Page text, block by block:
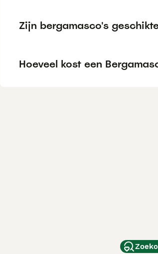
Zijn bergamasco's
Hoeveel kost een